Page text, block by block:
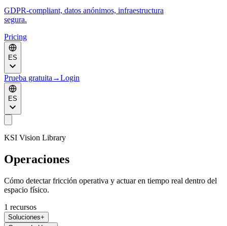
GDPR-compliant, datos anónimos, infraestructura
segura.
Pricing
ES
Prueba gratuita →Login
ES
KSI Vision Library
Operaciones
Cómo detectar fricción operativa y actuar en tiempo real dentro del
espacio físico.
1 recursos
Soluciones+